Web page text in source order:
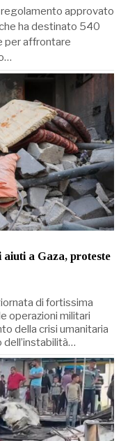
approvato
ha destinato 540
per affrontare
a Gaza, proteste
di fortissima
operazioni militari
della crisi umanitaria
dell’instabilità…